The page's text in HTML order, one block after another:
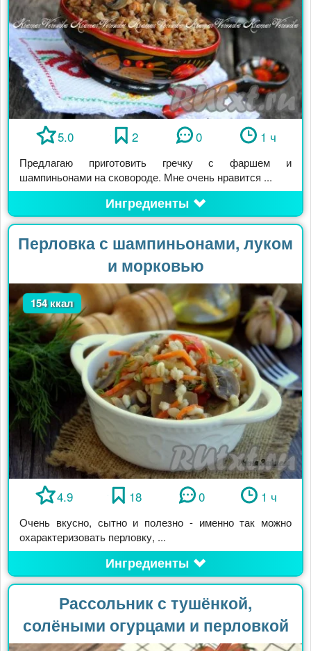
5.0 2 0 1 ч
Предлагаю приготовить гречку с фаршем и
шампиньонами на сковороде. Мне очень нравится ...
Ингредиенты
Перловка с шампиньонами, луком
и морковью
154 ккал
4.9 18 0 1 ч
Очень вкусно, сытно и полезно - именно так можно
охарактеризовать перловку, ...
Ингредиенты
Рассольник с тушёнкой,
солёными огурцами и перловкой